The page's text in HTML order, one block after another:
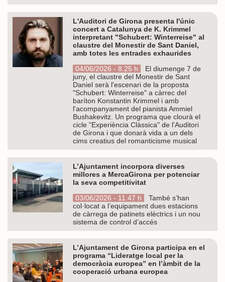
L'Auditori de Girona presenta l'únic
concert a Catalunya de K. Krimmel
interpretant "Schubert: Winterreise" al
claustre del Monestir de Sant Daniel,
amb totes les entrades exhaurides
04/06/2026 - 8.25 h
El diumenge 7 de
juny, el claustre del Monestir de Sant
Daniel serà l'escenari de la proposta
"Schubert: Winterreise" a càrrec del
baríton Konstantin Krimmel i amb
l'acompanyament del pianista Ammiel
Bushakevitz. Un programa que clourà el
cicle "Experiència Clàssica" de l'Auditori
de Girona i que donarà vida a un dels
cims creatius del romanticisme musical
L’Ajuntament incorpora diverses
millores a MercaGirona per potenciar
la seva competitivitat
03/06/2026 - 11.47 h
També s’han
col·locat a l’equipament dues estacions
de càrrega de patinets elèctrics i un nou
sistema de control d’accés
L’Ajuntament de Girona participa en el
programa “Lideratge local per la
democràcia europea” en l’àmbit de la
cooperació urbana europea